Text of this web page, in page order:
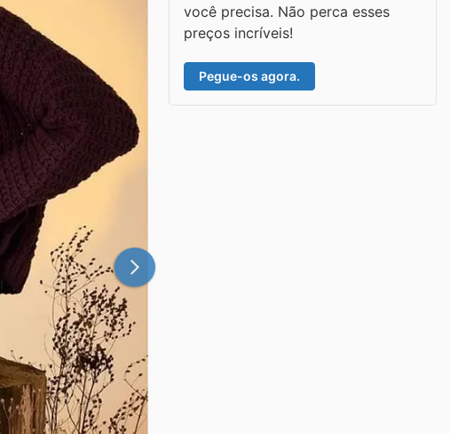
você precisa. Não perca esses
preços incríveis!
Pegue-os agora.